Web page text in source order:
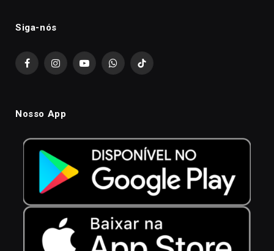
Siga-nós
FacebookInstagramYouTubeWhatsAppTikTok
Nosso App